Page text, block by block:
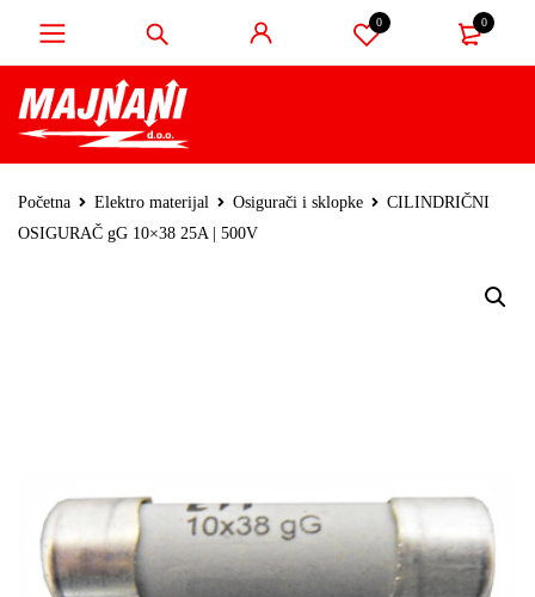
0 0
Početna Elektro materijal Osigurači i sklopke
CILINDRIČNI
OSIGURAČ gG 10×38 25A | 500V